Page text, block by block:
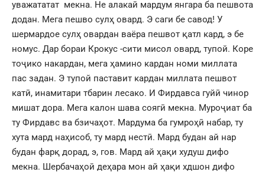
уважататат мекна. Не алакай мардум янгара ба пешвота
додан. Мега пешво сулҳ овард. Э саги бе савод! У
шермардое сулҳ овардан ваёра пешвот қатл кард, э бе
номус. Дар бораи Крокус -сити мисол овард, тупой. Коре
тоҷико накардан, мега ҳамино кардан номи миллата
пас задан. Э тупой паставит кардан миллата пешвот
катӣ, инамитари тбарин лесако. И Фирдавса гуйӣ чинор
мишат дора. Мега калон шава соягӣ мекна. Муроҷиат ба
ту Фирдавс ва бзичаҳот. Мардума ба гумроҳӣ набар, ту
хута мард наҳисоб, ту мард нестӣ. Мард будан ай нар
будан фарқ дорад, э, гов. Мард ай ҳақи худуш дифо
мекна. Шербачаҳой деҳара мон ай ҳақи хдшон дифо